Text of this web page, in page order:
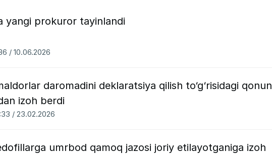
yangi prokuror tayinlandi
/ 10.06.2026
daromadini deklaratsiya qilish to‘g‘risidagi qonun
izoh berdi
/ 23.02.2026
umrbod qamoq jazosi joriy etilayotganiga izoh